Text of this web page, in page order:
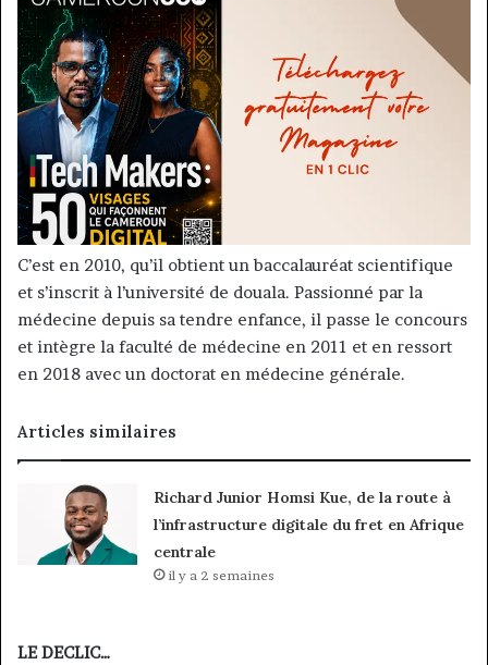
C’est en 2010, qu’il obtient un baccalauréat scientifique
et s’inscrit à l’université de douala. Passionné par la
médecine depuis sa tendre enfance, il passe le concours
et intègre la faculté de médecine en 2011 et en ressort
en 2018 avec un doctorat en médecine générale.
Articles similaires
Richard Junior Homsi Kue, de la route à
l’infrastructure digitale du fret en Afrique
centrale
il y a 2 semaines
LE DECLIC…